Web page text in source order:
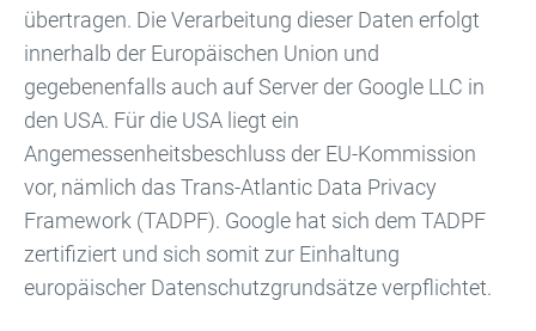
übertragen. Die Verarbeitung dieser Daten erfolgt
innerhalb der Europäischen Union und
gegebenenfalls auch auf Server der Google LLC in
den USA. Für die USA liegt ein
Angemessenheitsbeschluss der EU-Kommission
vor, nämlich das Trans-Atlantic Data Privacy
Framework (TADPF). Google hat sich dem TADPF
zertifiziert und sich somit zur Einhaltung
europäischer Datenschutzgrundsätze verpflichtet.